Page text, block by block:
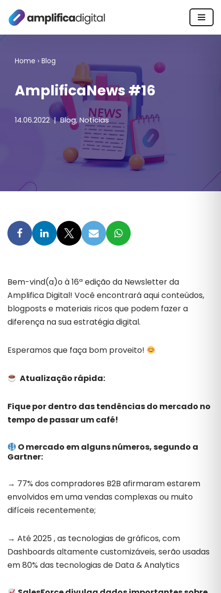
Pular
Home › Blog
AmplificaNews #16
14.06.2022 Blog,Notícias
Bem-vind(a)o à 16ª edição da Newsletter da
Amplifica Digital! Você encontrará aqui conteúdos,
blogposts e materiais ricos que podem fazer a
diferença na sua estratégia digital.
Esperamos que faça bom proveito!
Atualização rápida:
Fique por dentro das tendências do mercado no
tempo de passar um café!
O mercado em alguns números, segundo a
Gartner:
→ 77% dos compradores B2B afirmaram estarem
envolvidos em uma vendas complexas ou muito
difíceis recentemente;
→ Até 2025 , as tecnologias de gráficos, com
Dashboards altamente customizáveis, serão usadas
em 80% das tecnologias de Data & Analytics